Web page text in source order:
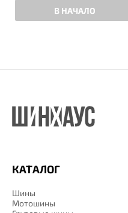
В НАЧАЛО
КАТАЛОГ
Шины
Мотошины